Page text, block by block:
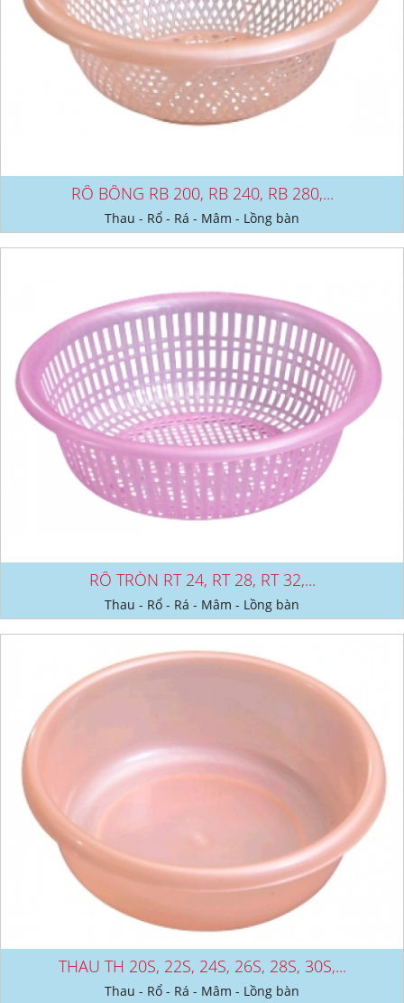
RỔ BÔNG RB 200, RB 240, RB 280,...
Thau - Rổ - Rá - Mâm - Lồng bàn
RỔ TRÒN RT 24, RT 28, RT 32,...
Thau - Rổ - Rá - Mâm - Lồng bàn
THAU TH 20S, 22S, 24S, 26S, 28S, 30S,...
Thau - Rổ - Rá - Mâm - Lồng bàn